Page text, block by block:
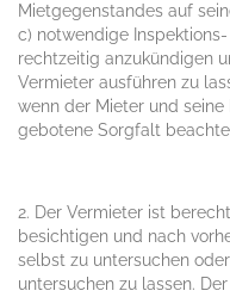
Mietgegenstandes auf
c) notwendige
rechtzeitig anzukündigen
Vermieter ausführen zu
wenn der Mieter und
gebotene Sorgfalt
2. Der Vermieter ist
besichtigen und nach
selbst zu untersuchen
untersuchen zu lassen.